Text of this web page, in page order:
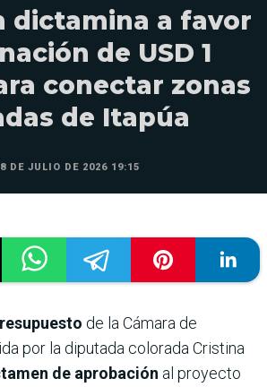
dictamina a favor
de USD 1
conectar zonas
de Itapúa
DE JULIO DE 2026 19:15
de la Cámara de
por la diputada colorada Cristina
de aprobación al proyecto